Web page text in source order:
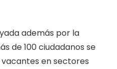
además por la
de 100 ciudadanos se
en sectores